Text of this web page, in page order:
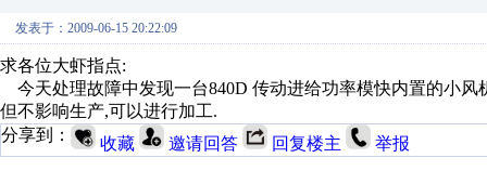
发表于：2009-06-15 20:22:09
求各位大虾指点:
今天处理故障中发现一台840D 传动进给功率模快内置的小
但不影响生产,可以进行加工.
分享到：
收藏 邀请回答 回复楼主 举报